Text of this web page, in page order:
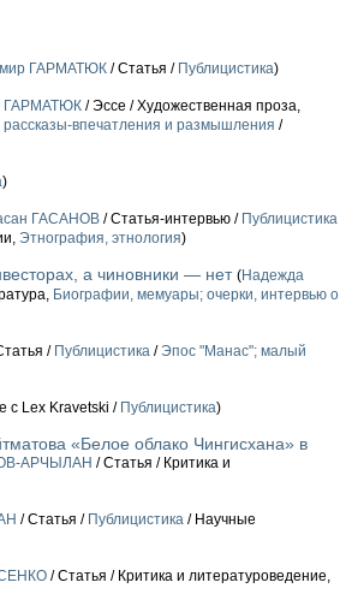
ГАРМАТЮК / Статья / Публицистика)
ГАРМАТЮК / Эссе / Художественная проза,
рассказы-впечатления и размышления /
)
ГАСАНОВ / Статья-интервью / Публицистика
Этнография, этнология)
а чиновники — нет (Надежда
Биографии, мемуары; очерки, интервью о
/ Публицистика / Эпос "Манас"; малый
с Lex Kravetski / Публицистика)
«Белое облако Чингисхана» в
АРЧЫЛАН / Статья / Критика и
/ Статья / Публицистика / Научные
/ Статья / Критика и литературоведение,